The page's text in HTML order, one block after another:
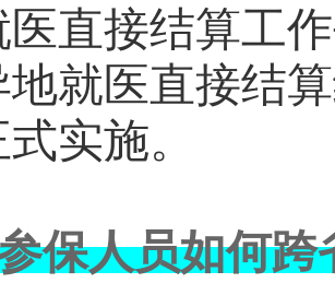
直接结算工
地就医直接结
实施。
保人员如何跨